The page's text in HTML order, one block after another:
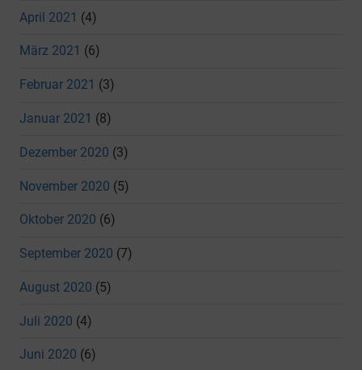
April 2021 (4)
März 2021 (6)
Februar 2021 (3)
Januar 2021 (8)
Dezember 2020 (3)
November 2020 (5)
Oktober 2020 (6)
September 2020 (7)
August 2020 (5)
Juli 2020 (4)
Juni 2020 (6)